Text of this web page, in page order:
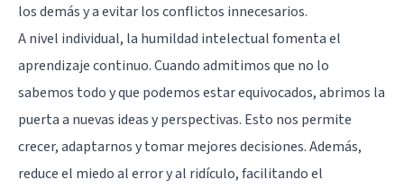
los demás y a evitar los conflictos innecesarios.
A nivel individual, la humildad intelectual fomenta el
aprendizaje continuo. Cuando admitimos que no lo
sabemos todo y que podemos estar equivocados, abrimos la
puerta a nuevas ideas y perspectivas. Esto nos permite
crecer, adaptarnos y tomar mejores decisiones. Además,
reduce el miedo al error y al ridículo, facilitando el